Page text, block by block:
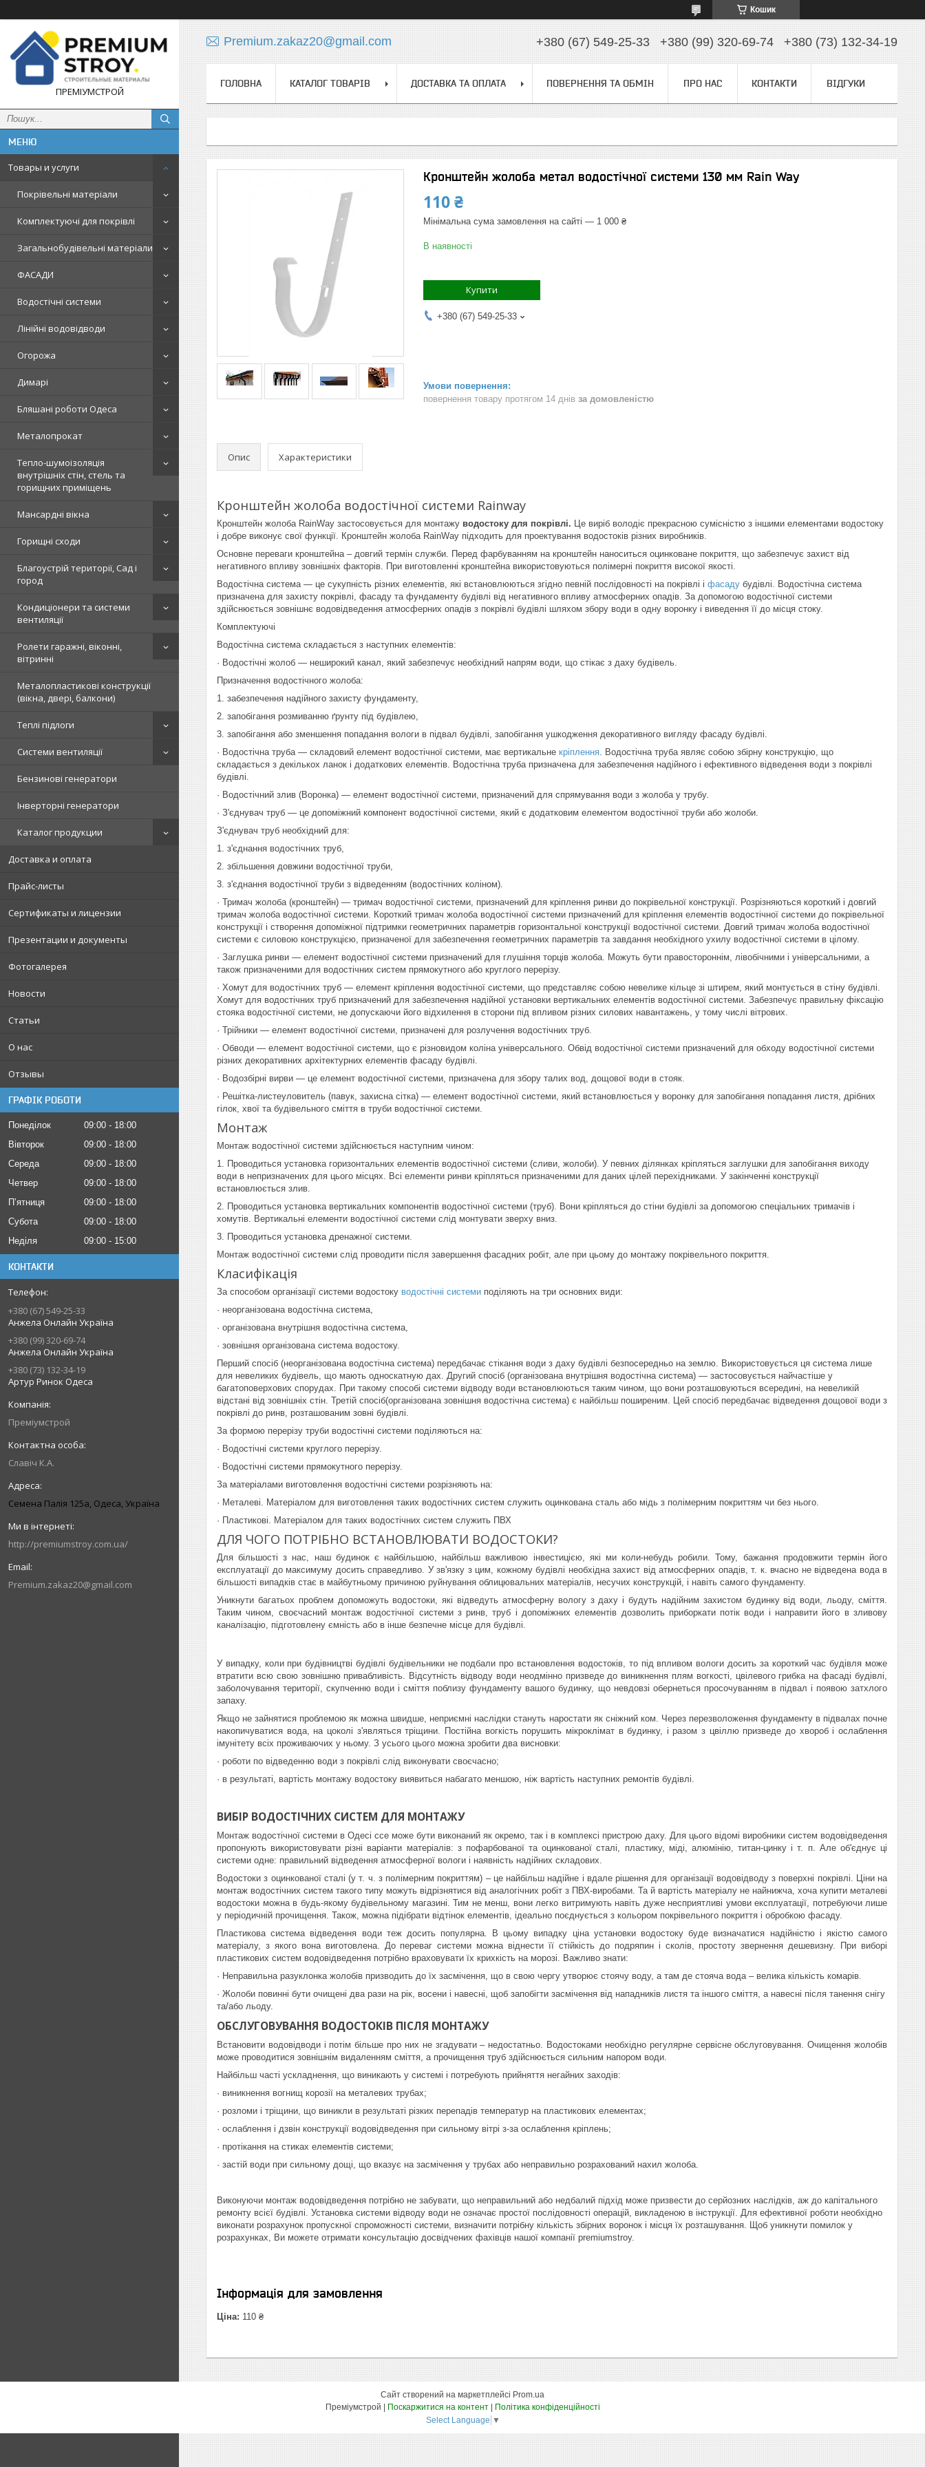
Кошик
ПРЕМІУМСТРОЙ
Товары и услуги
Покрівельні матеріали
Комплектуючі для покрівлі
Загальнобудівельні матеріали
ФАСАДИ
Водостічні системи
Лінійні водовідводи
Огорожа
Димарі
Бляшані роботи Одеса
Металопрокат
Тепло-шумоізоляція
внутрішніх стін, стель та
горищних приміщень
Мансардні вікна
Горищні сходи
Благоустрій території, Сад і
город
Кондиціонери та системи
вентиляції
Ролети гаражні, віконні,
вітринні
Металопластикові конструкції
(вікна, двері, балкони)
Теплі підлоги
Системи вентиляції
Бензинові генератори
Інверторні генератори
Каталог продукции
Доставка и оплата
Прайс-листы
Сертификаты и лицензии
Презентации и документы
Фотогалерея
Новости
Статьи
О нас
Отзывы
ГРАФІК РОБОТИ
Понеділок 09:00
18:00
Вівторок
09:00
18:00
Середа
09:00
18:00
Четвер
09:00
18:00
Пʼятниця
09:00
18:00
Субота
09:00
18:00
Неділя
09:00 15:00
КОНТАКТИ
+380 (67) 549-25-33
Анжела Онлайн Україна
+380 (99) 320-69-74
Анжела Онлайн Україна
+380 (73) 132-34-19
Артур Ринок Одеса
Преміумстрой
Славіч К.А.
Семена Палія 125а, Одеса, Україна
http://premiumstroy.com.ua/
Premium.zakaz20@gmail.com
Premium.zakaz20@gmail.com +380 (67) 549-25-33 +380 (99) 320-69-74 +380 (73) 132-34-19
ГОЛОВНА КАТАЛОГ ТОВАРІВ ДОСТАВКА ТА ОПЛАТА ПОВЕРНЕННЯ ТА ОБМІН ПРО НАС КОНТАКТИ ВІДГУКИ
Кронштейн жолоба метал водостічної системи 130 мм Rain Way
110 ₴
Мінімальна сума замовлення на сайті — 1 000 ₴
В наявності
Купити
+380 (67) 549-25-33
повернення товару протягом 14 днів за домовленістю
Опис Характеристики
Кронштейн жолоба водостічної системи Rainway
Кронштейн жолоба RainWay застосовується для монтажу водостоку для покрівлі. Це виріб володіє прекрасною сумісністю з іншими елементами водостоку
і добре виконує свої функції. Кронштейн жолоба RainWay підходить для проектування водостоків різних виробників.
Основне переваги кронштейна – довгий термін служби. Перед фарбуванням на кронштейн наноситься оцинковане покриття, що забезпечує захист від
негативного впливу зовнішніх факторів. При виготовленні кронштейна використовуються полімерні покриття високої якості.
Водостічна система — це сукупність різних елементів, які встановлюються згідно певній послідовності на покрівлі і фасаду будівлі. Водостічна система
призначена для захисту покрівлі, фасаду та фундаменту будівлі від негативного впливу атмосферних опадів. За допомогою водостічної системи
здійснюється зовнішнє водовідведення атмосферних опадів з покрівлі будівлі шляхом збору води в одну воронку і виведення її до місця стоку.
Комплектуючі
Водостічна система складається з наступних елементів:
· Водостічні жолоб — неширокий канал, який забезпечує необхідний напрям води, що стікає з даху будівель.
Призначення водостічного жолоба:
1. забезпечення надійного захисту фундаменту,
2. запобігання розмиванню ґрунту під будівлею,
3. запобігання або зменшення попадання вологи в підвал будівлі, запобігання ушкодження декоративного вигляду фасаду будівлі.
· Водостічна труба — складовий елемент водостічної системи, має вертикальне кріплення. Водостічна труба являє собою збірну конструкцію, що
складається з декількох ланок і додаткових елементів. Водостічна труба призначена для забезпечення надійного і ефективного відведення води з покрівлі
будівлі.
· Водостічний злив (Воронка) — елемент водостічної системи, призначений для спрямування води з жолоба у трубу.
· З'єднувач труб — це допоміжний компонент водостічної системи, який є додатковим елементом водостічної труби або жолоби.
З'єднувач труб необхідний для:
1. з'єднання водостічних труб,
2. збільшення довжини водостічної труби,
3. з'єднання водостічної труби з відведенням (водостічних коліном).
· Тримач жолоба (кронштейн) — тримач водостічної системи, призначений для кріплення ринви до покрівельної конструкції. Розрізняються короткий і довгий
тримач жолоба водостічної системи. Короткий тримач жолоба водостічної системи призначений для кріплення елементів водостічної системи до покрівельної
конструкції і створення допоміжної підтримки геометричних параметрів горизонтальної конструкції водостічної системи. Довгий тримач жолоба водостічної
системи є силовою конструкцією, призначеної для забезпечення геометричних параметрів та завдання необхідного ухилу водостічної системи в цілому.
· Заглушка ринви — елемент водостічної системи призначений для глушіння торців жолоба. Можуть бути правостороннім, лівобічними і універсальними, а
також призначеними для водостічних систем прямокутного або круглого перерізу.
· Хомут для водостічних труб — елемент кріплення водостічної системи, що представляє собою невелике кільце зі штирем, який монтується в стіну будівлі.
Хомут для водостічних труб призначений для забезпечення надійної установки вертикальних елементів водостічної системи. Забезпечує правильну фіксацію
стояка водостічної системи, не допускаючи його відхилення в сторони під впливом різних силових навантажень, у тому числі вітрових.
· Трійники — елемент водостічної системи, призначені для розлучення водостічних труб.
· Обводи — елемент водостічної системи, що є різновидом коліна універсального. Обвід водостічної системи призначений для обходу водостічної системи
різних декоративних архітектурних елементів фасаду будівлі.
· Водозбірні вирви — це елемент водостічної системи, призначена для збору талих вод, дощової води в стояк.
· Решітка-листеуловитель (павук, захисна сітка) — елемент водостічної системи, який встановлюється у воронку для запобігання попадання листя, дрібних
гілок, хвої та будівельного сміття в труби водостічної системи.
Монтаж
Монтаж водостічної системи здійснюється наступним чином:
1. Проводиться установка горизонтальних елементів водостічної системи (сливи, жолоби). У певних ділянках кріпляться заглушки для запобігання виходу
води в непризначених для цього місцях. Всі елементи ринви кріпляться призначеними для даних цілей перехідниками. У закінченні конструкції
встановлюється злив.
2. Проводиться установка вертикальних компонентів водостічної системи (труб). Вони кріпляться до стіни будівлі за допомогою спеціальних тримачів і
хомутів. Вертикальні елементи водостічної системи слід монтувати зверху вниз.
3. Проводиться установка дренажної системи.
Монтаж водостічної системи слід проводити після завершення фасадних робіт, але при цьому до монтажу покрівельного покриття.
Класифікація
За способом організації системи водостоку водостічні системи поділяють на три основних види:
· неорганізована водостічна система,
· організована внутрішня водостічна система,
· зовнішня організована система водостоку.
Перший спосіб (неорганізована водостічна система) передбачає стікання води з даху будівлі безпосередньо на землю. Використовується ця система лише
для невеликих будівель, що мають односкатную дах. Другий спосіб (організована внутрішня водостічна система) — застосовується найчастіше у
багатоповерхових спорудах. При такому способі системи відводу води встановлюються таким чином, що вони розташовуються всередині, на невеликій
відстані від зовнішніх стін. Третій спосіб(організована зовнішня водостічна система) є найбільш поширеним. Цей спосіб передбачає відведення дощової води з
покрівлі до ринв, розташованим зовні будівлі.
За формою перерізу труби водостічні системи поділяються на:
· Водостічні системи круглого перерізу.
· Водостічні системи прямокутного перерізу.
За матеріалами виготовлення водостічні системи розрізняють на:
· Металеві. Матеріалом для виготовлення таких водостічних систем служить оцинкована сталь або мідь з полімерним покриттям чи без нього.
· Пластикові. Матеріалом для таких водостічних систем служить ПВХ
ДЛЯ ЧОГО ПОТРІБНО ВСТАНОВЛЮВАТИ ВОДОСТОКИ?
Для більшості з нас, наш будинок є найбільшою, найбільш важливою інвестицією, які ми коли-небудь робили. Тому, бажання продовжити термін його
експлуатації до максимуму досить справедливо. У зв'язку з цим, кожному будівлі необхідна захист від атмосферних опадів, т. к. вчасно не відведена вода в
більшості випадків стає в майбутньому причиною руйнування облицювальних матеріалів, несучих конструкцій, і навіть самого фундаменту.
Уникнути багатьох проблем допоможуть водостоки, які відведуть атмосферну вологу з даху і будуть надійним захистом будинку від води, льоду, сміття.
Таким чином, своєчасний монтаж водостічної системи з ринв, труб і допоміжних елементів дозволить приборкати потік води і направити його в зливову
каналізацію, підготовлену ємність або в інше безпечне місце для будівлі.
У випадку, коли при будівництві будівлі будівельники не подбали про встановлення водостоків, то під впливом вологи досить за короткий час будівля може
втратити всю свою зовнішню привабливість. Відсутність відводу води неодмінно призведе до виникнення плям вогкості, цвілевого грибка на фасаді будівлі,
заболочування території, скупченню води і сміття поблизу фундаменту вашого будинку, що невдовзі обернеться просочуванням в підвал і появою затхлого
запаху.
Якщо не зайнятися проблемою як можна швидше, неприємні наслідки стануть наростати як сніжний ком. Через перезволоження фундаменту в підвалах почне
накопичуватися вода, на цоколі з'являться тріщини. Постійна вогкість порушить мікроклімат в будинку, і разом з цвіллю призведе до хвороб і ослаблення
імунітету всіх проживаючих у ньому. З усього цього можна зробити два висновки:
· роботи по відведенню води з покрівлі слід виконувати своєчасно;
· в результаті, вартість монтажу водостоку виявиться набагато меншою, ніж вартість наступних ремонтів будівлі.
ВИБІР ВОДОСТІЧНИХ СИСТЕМ ДЛЯ МОНТАЖУ
Монтаж водостічної системи в Одесі ссе може бути виконаний як окремо, так і в комплексі пристрою даху. Для цього відомі виробники систем водовідведення
пропонують використовувати різні варіанти матеріалів: з пофарбованої та оцинкованої сталі, пластику, міді, алюмінію, титан-цинку і т. п. Але об'єднує ці
системи одне: правильний відведення атмосферної вологи і наявність надійних складових.
Водостоки з оцинкованої сталі (у т. ч. з полімерним покриттям) – це найбільш надійне і вдале рішення для організації водовідводу з поверхні покрівлі. Ціни на
монтаж водостічних систем такого типу можуть відрізнятися від аналогічних робіт з ПВХ-виробами. Та й вартість матеріалу не найнижча, хоча купити металеві
водостоки можна в будь-якому будівельному магазині. Тим не менш, вони легко витримують навіть дуже несприятливі умови експлуатації, потребуючи лише
у періодичній прочищення. Також, можна підібрати відтінок елементів, ідеально поєднується з кольором покрівельного покриття і обробкою фасаду.
Пластикова система відведення води теж досить популярна. В цьому випадку ціна установки водостоку буде визначатися надійністю і якістю самого
матеріалу, з якого вона виготовлена. До переваг системи можна віднести її стійкість до подряпин і сколів, простоту звернення дешевизну. При виборі
пластикових систем водовідведення потрібно враховувати їх крихкість на морозі. Важливо знати:
· Неправильна разуклонка жолобів призводить до їх засмічення, що в свою чергу утворює стоячу воду, а там де стояча вода – велика кількість комарів.
· Жолоби повинні бути очищені два рази на рік, восени і навесні, щоб запобігти засмічення від нападників листя та іншого сміття, а навесні після танення снігу
та/або льоду.
ОБСЛУГОВУВАННЯ ВОДОСТОКІВ ПІСЛЯ МОНТАЖУ
Встановити водовідводи і потім більше про них не згадувати – недостатньо. Водостоками необхідно регулярне сервісне обслуговування. Очищення жолобів
може проводитися зовнішнім видаленням сміття, а прочищення труб здійснюється сильним напором води.
Найбільш часті ускладнення, що виникають у системі і потребують прийняття негайних заходів:
· виникнення вогнищ корозії на металевих трубах;
· розломи і тріщини, що виникли в результаті різких перепадів температур на пластикових елементах;
· ослаблення і дзвін конструкції водовідведення при сильному вітрі з-за ослаблення кріплень;
· протікання на стиках елементів системи;
· застій води при сильному дощі, що вказує на засмічення у трубах або неправильно розрахований нахил жолоба.
Виконуючи монтаж водовідведення потрібно не забувати, що неправильний або недбалий підхід може призвести до серйозних наслідків, аж до капітального
ремонту всієї будівлі. Установка системи відводу води не означає простої послідовності операцій, викладеною в інструкції. Для ефективної роботи необхідно
виконати розрахунок пропускної спроможності системи, визначити потрібну кількість збірних воронок і місця їх розташування. Щоб уникнути помилок у
розрахунках, Ви можете отримати консультацію досвідчених фахівців нашої компанії premiumstroy.
Інформація для замовлення
Ціна: 110 ₴
Сайт створений на маркетплейсі Prom.ua
Поскаржитися на контент
Політика конфіденційності
Select Language ▼